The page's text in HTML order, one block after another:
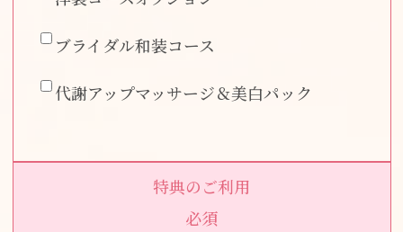
ブライダル和装コース
代謝アップマッサージ＆美白パック
特典のご利用
必須